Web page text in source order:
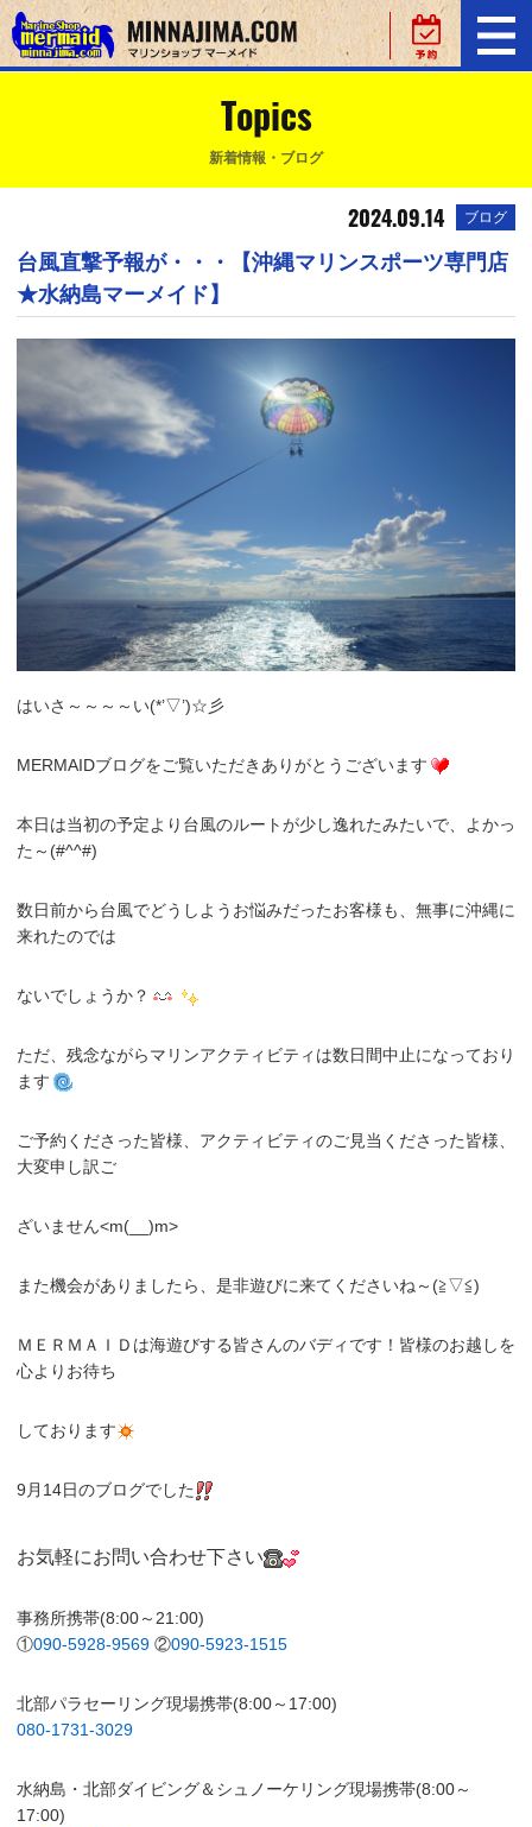
Topics
新着情報・ブログ
2024.09.14 ブログ
台風直撃予報が・・・【沖縄マリンスポーツ専門店
★水納島マーメイド】
はいさ～～～～い(*’▽’)☆彡
MERMAIDブログをご覧いただきありがとうございます
本日は当初の予定より台風のルートが少し逸れたみたいで、よかっ
た～(#^^#)
数日前から台風でどうしようお悩みだったお客様も、無事に沖縄に
来れたのでは
ないでしょうか？
ただ、残念ながらマリンアクティビティは数日間中止になっており
ます
ご予約くださった皆様、アクティビティのご見当くださった皆様、
大変申し訳ご
ざいません<m(__)m>
また機会がありましたら、是非遊びに来てくださいね～(≧▽≦)
ＭＥＲＭＡＩＤは海遊びする皆さんのバディです！皆様のお越しを
心よりお待ち
しております
9月14日のブログでした
お気軽にお問い合わせ下さい
事務所携帯(8:00～21:00)
①090-5928-9569 ②090-5923-1515
北部パラセーリング現場携帯(8:00～17:00)
080-1731-3029
水納島・北部ダイビング＆シュノーケリング現場携帯(8:00～
17:00)